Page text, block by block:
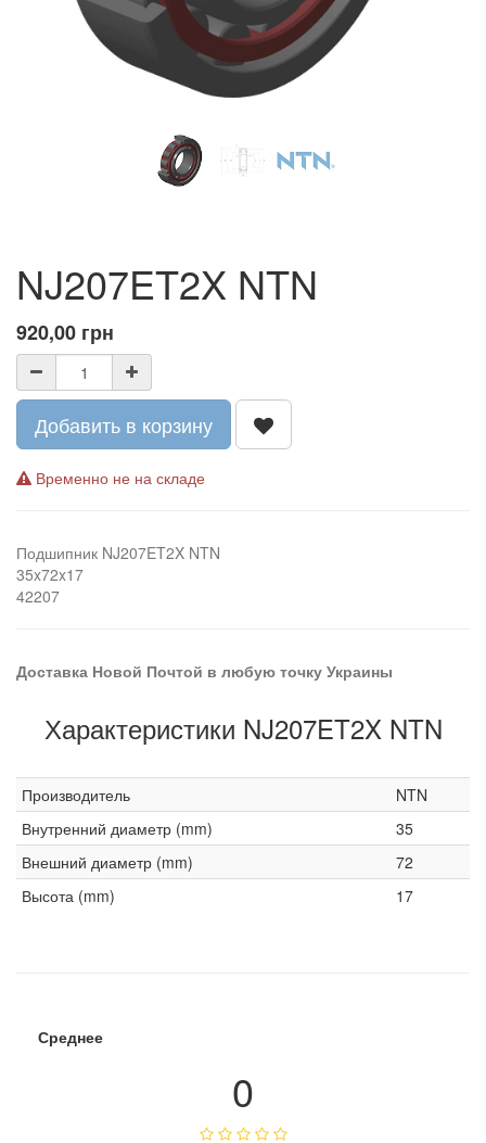
NJ207ET2X NTN
920,00 грн
Добавить в корзину
Временно не на складе
Подшипник NJ207ET2X NTN
35x72x17
42207
Доставка Новой Почтой в любую точку Украины
Характеристики NJ207ET2X NTN
Производитель
NTN
Внутренний диаметр (mm)
35
Внешний диаметр (mm)
72
Высота (mm)
17
Среднее
0